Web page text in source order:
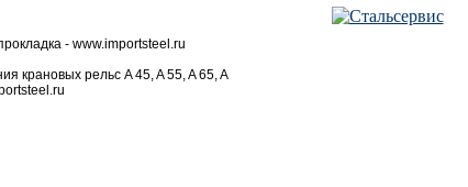
- www.importsteel.ru
крановых рельс A 45, A 55, A 65, A